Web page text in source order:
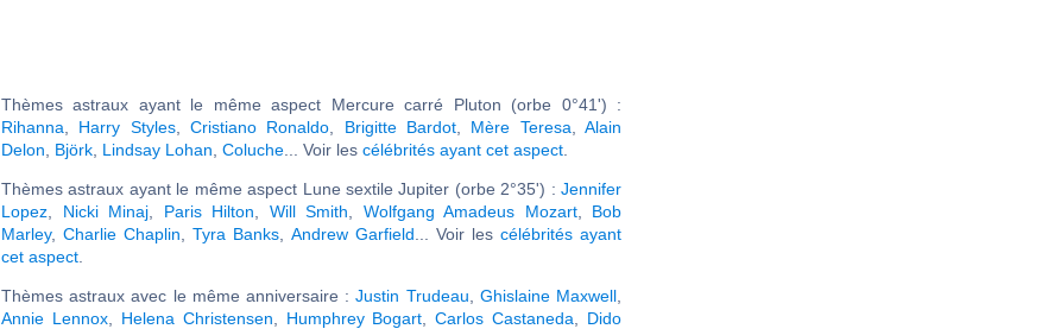
Thèmes astraux ayant le même aspect Mercure carré Pluton (orbe 0°41') :
Rihanna
Harry Styles,Cristiano Ronaldo Brigitte Bardot Mère Teresa ,Alain
Delon
Björk Lindsay Lohan Coluche ... Voir les célébrités ayant cet aspect
Thèmes astraux ayant le même aspect Lune sextile Jupiter (orbe 2°35') : Jennifer
Lopez
Nicki Minaj Paris Hilton Will Smith Wolfgang Amadeus Mozart, Bob
Marley,Charlie Chaplin ,Tyra Banks Andrew Garfield ... Voir les célébrités ayant
cet aspect
Thèmes astraux avec le même anniversaire :Justin Trudeau Ghislaine Maxwell
Annie Lennox, Helena Christensen Humphrey Bogart ,Carlos Castaneda
Dido